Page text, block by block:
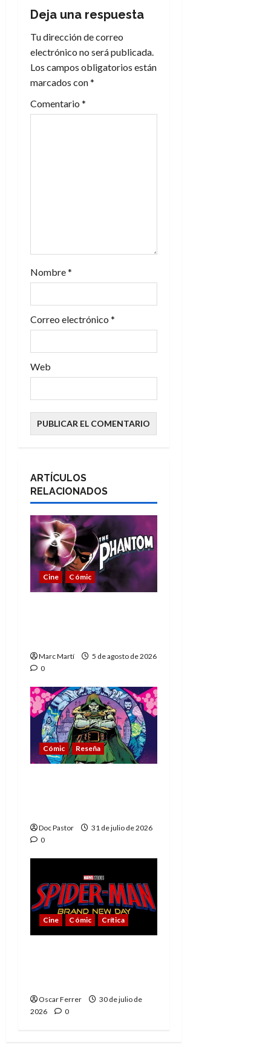
a
c
i
ó
n
r
d
s
Deja una respuesta
Tu dirección de correo
electrónico no será publicada.
Los campos obligatorios están
marcados con*
Comentario *
Nombre*
Correo electrónico *
Web
ARTÍCULOS
RELACIONADOS
Cine Cómic
Marc Martí
5 de agosto de 2026
0
Cómic Reseña
Doc Pastor
31 de julio de 2026
0
Cine Cómic Crítica
Oscar Ferrer
30 de julio de
2026
0